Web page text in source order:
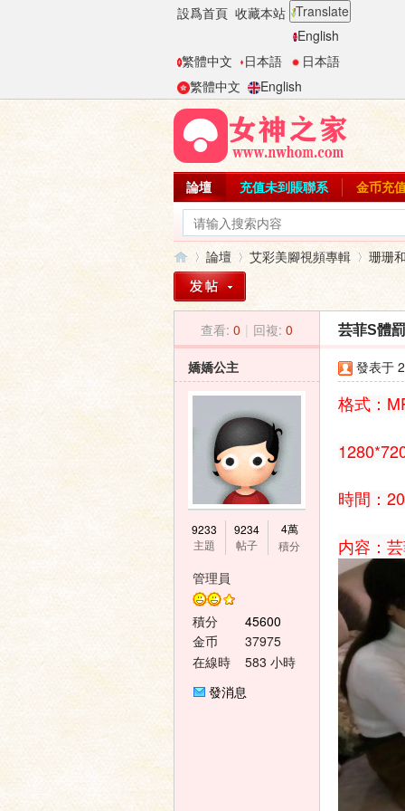
設爲首頁 收藏本站 Translate
English
繁體中文
日本語
日本語
繁體中文
English
論壇 充值未到賬聯系 金币充
論壇
›
艾彩美腳視頻專輯
›
珊珊
查看: 0 | 回複: 0 芸菲S體
嬌嬌公主
9233
主題
9234
帖子
4萬
積分
管理員
積分
45600
金币
37975
在線時
583 小時
發消息
發表于
格式：
時間：
内容：